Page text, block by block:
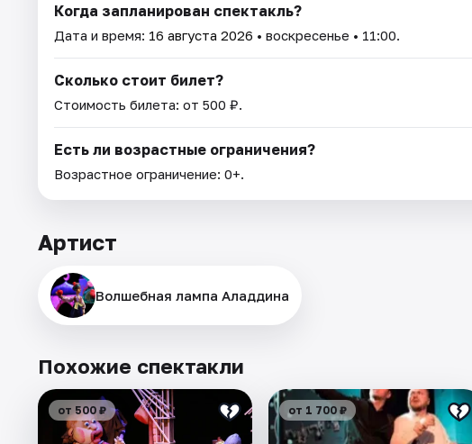
Когда запланирован спектакль?
Дата и время: 16 августа 2026 • воскресенье • 11:00.
Сколько стоит билет?
Стоимость билета: от 500 ₽.
Есть ли возрастные ограничения?
Возрастное ограничение: 0+.
Артист
Волшебная лампа Аладдина
Похожие спектакли
от 500 ₽ от 1 700 ₽